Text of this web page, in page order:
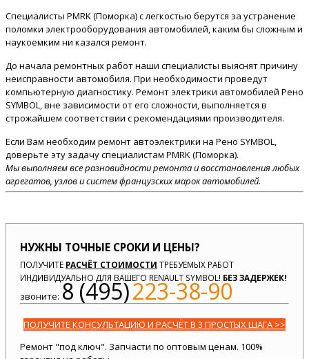
Специалисты PMRK (Поморка) с легкостью берутся за устранение
поломки электрооборудования автомобилей, каким бы сложным и
наукоемким ни казался ремонт.
До начала ремонтных работ наши специалисты выяснят причину
неисправности автомобиля. При необходимости проведут
компьютерную диагностику. Ремонт электрики автомобилей Рено
SYMBOL, вне зависимости от его сложности, выполняется в
строжайшем соответствии с рекомендациями производителя.
Если Вам необходим ремонт автоэлектрики на Рено SYMBOL,
доверьте эту задачу специалистам PMRK (Поморка).
Мы выполняем все разновидности ремонта и восстановления любых
агрегатов, узлов и систем французских марок автомобилей.
НУЖНЫ ТОЧНЫЕ СРОКИ И ЦЕНЫ?
ПОЛУЧИТЕ РАСЧЁТ СТОИМОСТИ ТРЕБУЕМЫХ РАБОТ
ИНДИВИДУАЛЬНО ДЛЯ ВАШЕГО RENAULT SYMBOL! БЕЗ ЗАДЕРЖЕК!
звоните: 8 (495)223-38-90
ПОЛУЧИТЕ КОНСУЛЬТАЦИЮ И РАСЧЁТ В 3 ПРОСТЫХ ШАГА >>
Ремонт "под ключ". Запчасти по оптовым ценам. 100%